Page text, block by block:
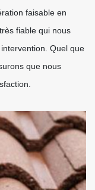
faisable en
fiable qui nous
Quel que
que nous